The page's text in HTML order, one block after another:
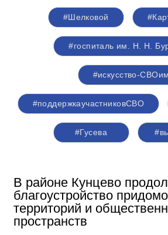
#Шелковой
#госпиталь им. Н. Н.
#искусство-СВОим
#поддержкаучастниковСВО
#Гусева
В районе Кунцево
благоустройство
территорий и
пространств